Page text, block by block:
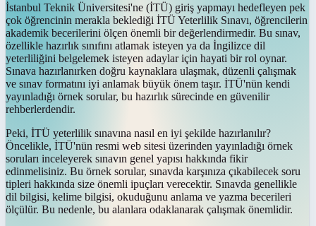
İstanbul Teknik Üniversitesi'ne (İTÜ) giriş yapmayı hedefleyen pek
çok öğrencinin merakla beklediği İTÜ Yeterlilik Sınavı, öğrencilerin
akademik becerilerini ölçen önemli bir değerlendirmedir. Bu sınav,
özellikle hazırlık sınıfını atlamak isteyen ya da İngilizce dil
yeterliliğini belgelemek isteyen adaylar için hayati bir rol oynar.
Sınava hazırlanırken doğru kaynaklara ulaşmak, düzenli çalışmak
ve sınav formatını iyi anlamak büyük önem taşır. İTÜ'nün kendi
yayınladığı örnek sorular, bu hazırlık sürecinde en güvenilir
rehberlerdendir.
Peki, İTÜ yeterlilik sınavına nasıl en iyi şekilde hazırlanılır?
Öncelikle, İTÜ'nün resmi web sitesi üzerinden yayınladığı örnek
soruları inceleyerek sınavın genel yapısı hakkında fikir
edinmelisiniz. Bu örnek sorular, sınavda karşınıza çıkabilecek soru
tipleri hakkında size önemli ipuçları verecektir. Sınavda genellikle
dil bilgisi, kelime bilgisi, okuduğunu anlama ve yazma becerileri
ölçülür. Bu nedenle, bu alanlara odaklanarak çalışmak önemlidir.